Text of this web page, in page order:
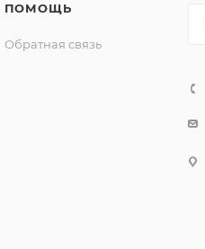
ПОМОЩЬ
Обратная связь